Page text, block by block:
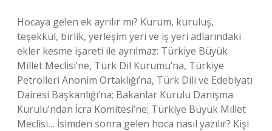
Hocaya gelen ek ayrılır mı? Kurum, kuruluş,
teşekkül, birlik, yerleşim yeri ve iş yeri adlarındaki
ekler kesme işareti ile ayrılmaz: Türkiye Büyük
Millet Meclisi’ne, Türk Dil Kurumu’na, Türkiye
Petrolleri Anonim Ortaklığı’na, Türk Dili ve Edebiyatı
Dairesi Başkanlığı’na; Bakanlar Kurulu Danışma
Kurulu’ndan İcra Komitesi’ne; Türkiye Büyük Millet
Meclisi… İsimden sonra gelen hoca nasıl yazılır? Kişi